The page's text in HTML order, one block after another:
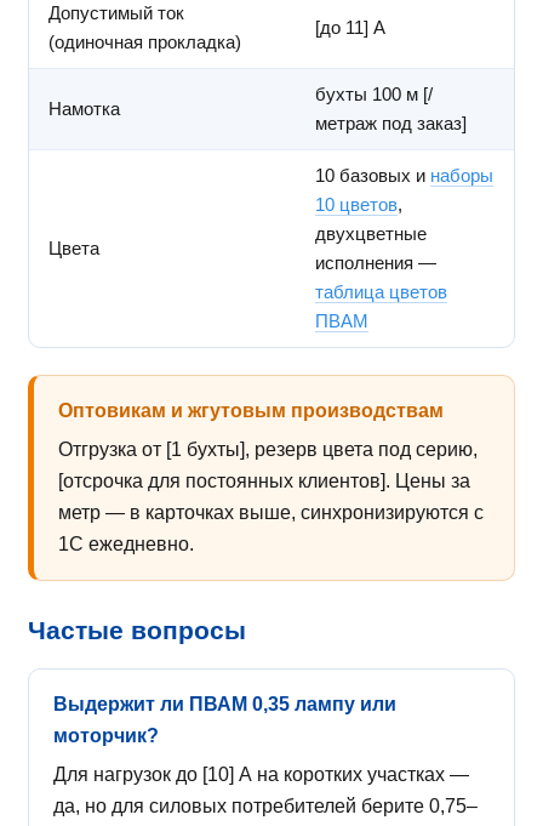
Допустимый ток
(одиночная прокладка)
[до 11] А
Намотка
бухты 100 м [/
метраж под заказ]
Цвета
10 базовых и наборы
10 цветов,
двухцветные
исполнения —
таблица цветов
ПВАМ
Оптовикам и жгутовым производствам
Отгрузка от [1 бухты], резерв цвета под серию,
[отсрочка для постоянных клиентов]. Цены за
метр — в карточках выше, синхронизируются с
1С ежедневно.
Частые вопросы
Выдержит ли ПВАМ 0,35 лампу или
моторчик?
Для нагрузок до [10] А на коротких участках —
да, но для силовых потребителей берите 0,75–